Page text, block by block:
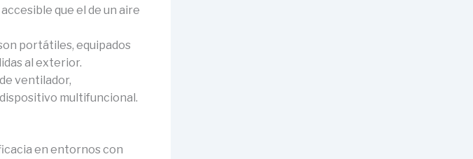
que el de un aire
portátiles, equipados
al exterior.
ventilador,
multifuncional.
en entornos con